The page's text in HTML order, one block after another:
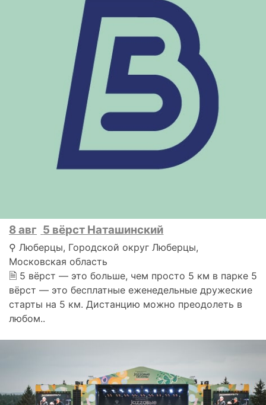
8 авг 5 вёрст Наташинский
⚲ Люберцы, Городской округ Люберцы,
Московская область
🗎 5 вёрст — это больше, чем просто 5 км в парке 5
вёрст — это бесплатные еженедельные дружеские
старты на 5 км. Дистанцию можно преодолеть в
любом..